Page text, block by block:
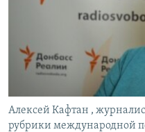
Алексей Кафтан ,
рубрики международной